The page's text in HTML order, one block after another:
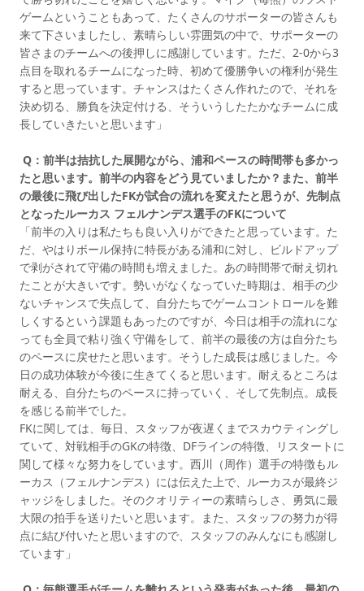
ゲームということもあって、たくさんのサポーターの皆さんも
来て下さいましたし、素晴らしい雰囲気の中で、サポーターの
皆さまのチームへの後押しに感謝しています。ただ、2-0から3
点目を取れるチームになった時、初めて優勝争いの権利が発生
すると思っています。チャンスはたくさん作れたので、それを
決め切る、勝負を決定付ける、そういうしたたかなチームに成
長していきたいと思います」
Q：前半は拮抗した展開ながら、浦和ペースの時間帯も多かっ
たと思います。前半の内容をどう見ていましたか？また、前半
の最後に飛び出したFKが試合の流れを変えたと思うが、先制点
となったルーカス フェルナンデス選手のFKについて
「前半の入りは私たちも良い入りができたと思っています。た
だ、やはりボール保持に特長がある浦和に対し、ビルドアップ
で剥がされて守備の時間も増えました。あの時間帯で耐え切れ
たことが大きいです。勢いがなくなっていた時期は、相手の少
ないチャンスで失点して、自分たちでゲームコントロールを難
しくするという課題もあったのですが、今日は相手の流れにな
っても全員で粘り強く守備をして、前半の最後の方は自分たち
のペースに戻せたと思います。そうした成長は感じました。今
日の成功体験が今後に生きてくると思います。耐えるところは
耐える、自分たちのペースに持っていく、そして先制点。成長
を感じる前半でした。
FKに関しては、毎日、スタッフが夜遅くまでスカウティングし
ていて、対戦相手のGKの特徴、DFラインの特徴、リスタートに
関して様々な努力をしています。西川（周作）選手の特徴もル
ーカス（フェルナンデス）には伝えた上で、ルーカスが最終ジ
ャッジをしました。そのクオリティーの素晴らしさ、勇気に最
大限の拍手を送りたいと思います。また、スタッフの努力が得
点に結び付いたと思いますので、スタッフのみんなにも感謝し
ています」